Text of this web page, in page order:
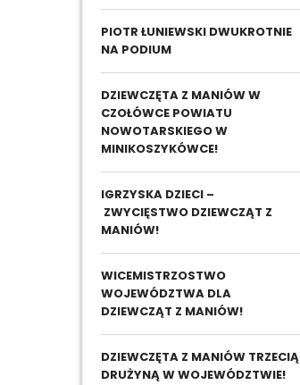
PIOTR ŁUNIEWSKI DWUKROTNIE
NA PODIUM
DZIEWCZĘTA Z MANIÓW W
CZOŁÓWCE POWIATU
NOWOTARSKIEGO W
MINIKOSZYKÓWCE!
IGRZYSKA DZIECI –
ZWYCIĘSTWO DZIEWCZĄT Z
MANIÓW!
WICEMISTRZOSTWO
WOJEWÓDZTWA DLA
DZIEWCZĄT Z MANIÓW!
DZIEWCZĘTA Z MANIÓW TRZECIĄ
DRUŻYNĄ W WOJEWÓDZTWIE!